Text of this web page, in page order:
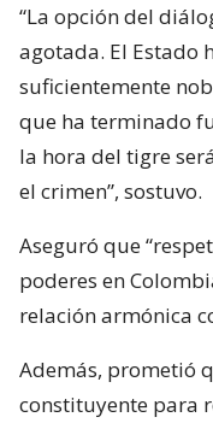
“La opción del
agotada. El Estado
suficientemente
que ha terminado
la hora del tigre
el crimen”, sostuvo.
Aseguró que
poderes en
relación armónica
Además, prometió
constituyente para